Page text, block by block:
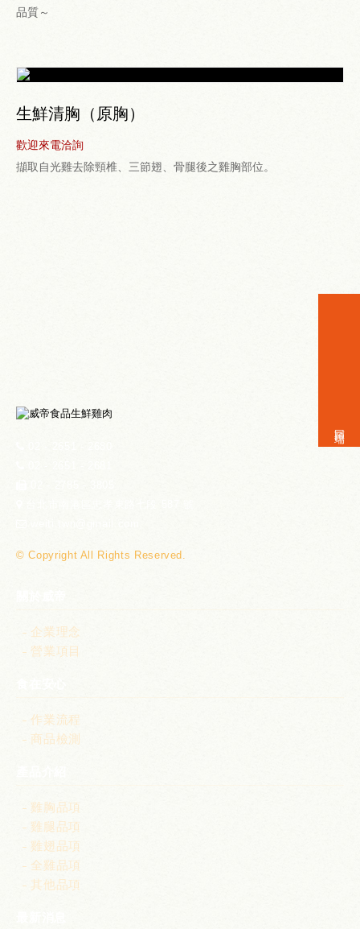
品質～
生鮮清胸（原胸）
歡迎來電洽詢
擷取自光雞去除頸椎、三節翅、骨腿後之雞胸部位。
© Copyright All Rights Reserved.
企業理念
營業項目
作業流程
商品檢測
雞胸品項
雞腿品項
雞翅品項
全雞品項
其他品項